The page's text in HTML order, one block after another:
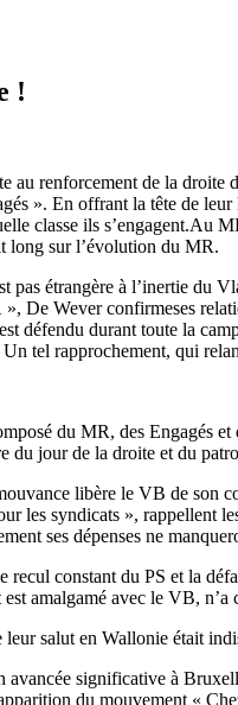
!
au renforcement de la
». En offrant la tête de
classe ils s’engagent.Au
long sur l’évolution du MR.
pas étrangère à l’inertie du
De Wever confirmeses
défendu durant toute la
tel rapprochement, qui
du MR, des Engagés
du jour de la droite et du
libère le VB de son
les syndicats », rappellent
ses dépenses ne
constant du PS et la
amalgamé avec le VB,
salut en Wallonie était
significative à
du mouvement «